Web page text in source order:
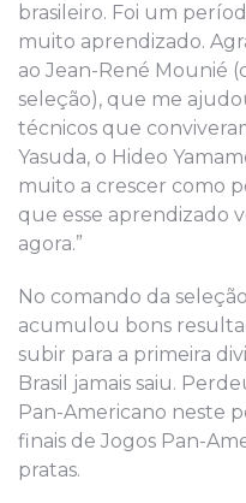
brasileiro. Foi um
muito aprendizado.
ao Jean-René Mounié
seleção), que me
técnicos que
Yasuda, o Hideo
muito a crescer como
que esse aprendizado
agora.”
No comando da
acumulou bons
subir para a primeira
Brasil jamais saiu.
Pan-Americano neste
finais de Jogos Pan-
pratas.